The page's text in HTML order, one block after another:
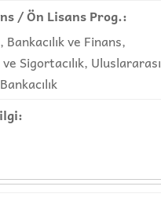
Bankacılık ve Finans,
ve Sigortacılık, Uluslararası